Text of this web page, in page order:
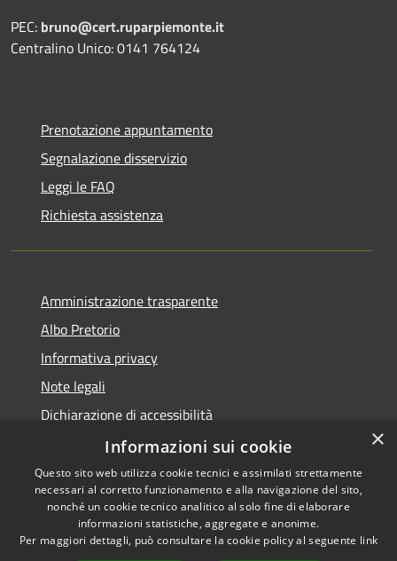
PEC: bruno@cert.ruparpiemonte.it
Centralino Unico: 0141 764124
Prenotazione appuntamento
Segnalazione disservizio
Leggi le FAQ
Richiesta assistenza
Amministrazione trasparente
Albo Pretorio
Informativa privacy
Note legali
Dichiarazione di accessibilità
Accessibilità
Privacy
Comune convenzionato
Astigov
Progetto|Convenzione|
×
Informazioni sui cookie
Questo sito web utilizza cookie tecnici e assimilati strettamente
necessari al corretto funzionamento e alla navigazione del sito,
nonché un cookie tecnico analitico al solo fine di elaborare
informazioni statistiche, aggregate e anonime.
Per maggiori dettagli, può consultare la cookie policy al seguente link